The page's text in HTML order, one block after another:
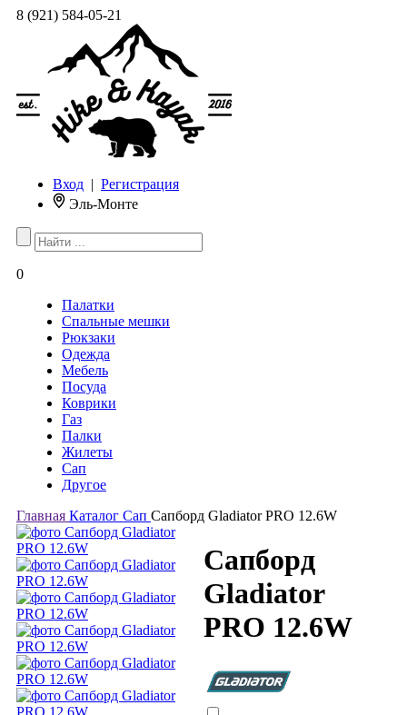
8 (921) 584-05-21
Вход | Регистрация
Эль-Монте
0
Палатки
Спальные мешки
Рюкзаки
Одежда
Мебель
Посуда
Коврики
Газ
Палки
Жилеты
Сап
Другое
Главная Каталог Сап Сапборд Gladiator PRO 12.6W
Сапборд
Gladiator
PRO 12.6W